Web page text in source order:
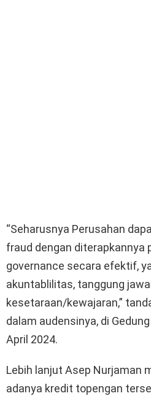
“Seharusnya Perusahan
fraud dengan diterapkannya
governance secara efektif,
akuntablilitas, tanggung
kesetaraan/kewajaran,”
dalam audensinya, di Gedung
April 2024.
Lebih lanjut Asep Nurjaman
adanya kredit topengan